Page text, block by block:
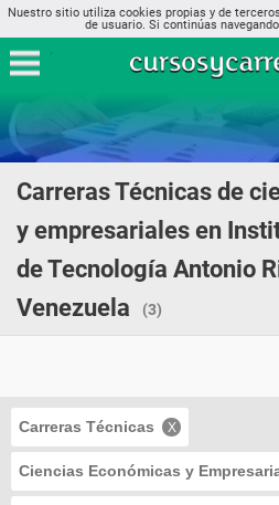
Nuestro sitio utiliza cookies propias y de
de usuario. Si continúas
Carreras Técnicas de
y empresariales en
de Tecnología Antonio
Venezuela
(3)
Carreras Técnicas
Ciencias Económicas y